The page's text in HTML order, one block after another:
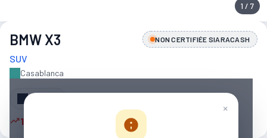
1 / 7
BMW X3 NON CERTIFIÉE SIARACASH
SUV
Casablanca
×
Partager
11 autres personnes sont intéressées